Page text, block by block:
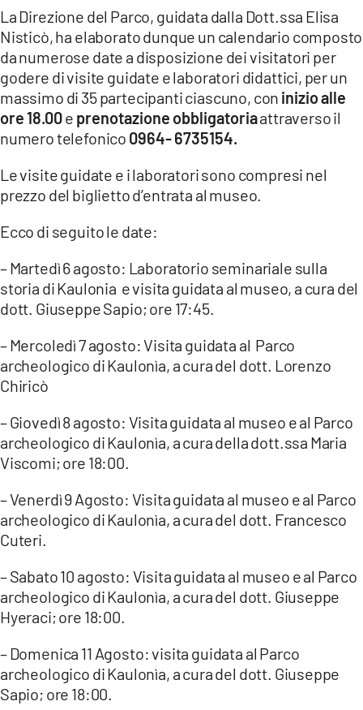
La Direzione del Parco, guidata dalla Dott.ssa Elisa
Nisticò, ha elaborato dunque un calendario composto
da numerose date a disposizione dei visitatori per
godere di visite guidate e laboratori didattici, per un
massimo di 35 partecipanti ciascuno, con inizio alle
ore 18.00e prenotazione obbligatoriaattraverso il
numero telefonico 0964- 6735154.
Le visite guidate e i laboratori sono compresi nel
prezzo del biglietto d’entrata al museo.
Ecco di seguito le date:
– Martedì 6 agosto: Laboratorio seminariale sulla
storia di Kaulonia e visita guidata al museo, a cura del
dott. Giuseppe Sapio; ore 17:45.
– Mercoledì 7 agosto: Visita guidata al Parco
archeologico di Kaulonìa, a cura del dott. Lorenzo
Chiricò
– Giovedì 8 agosto: Visita guidata al museo e al Parco
archeologico di Kaulonìa, a cura della dott.ssa Maria
Viscomi; ore 18:00.
– Venerdì 9 Agosto: Visita guidata al museo e al Parco
archeologico di Kaulonìa, a cura del dott. Francesco
Cuteri.
– Sabato 10 agosto: Visita guidata al museo e al Parco
archeologico di Kaulonìa, a cura del dott. Giuseppe
Hyeraci; ore 18:00.
– Domenica 11 Agosto: visita guidata al Parco
archeologico di Kaulonìa, a cura del dott. Giuseppe
Sapio; ore 18:00.